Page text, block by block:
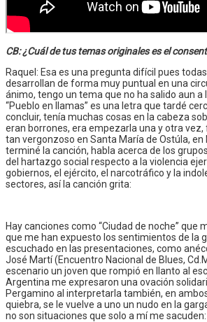
CB: ¿Cuál de tus temas originales es el
Raquel: Esa es una pregunta difícil pues
desarrollan de forma muy puntual en una
ánimo, tengo un tema que no ha salido aun a
“Pueblo en llamas” es una letra que tardé
concluir, tenía muchas cosas en la cabeza
eran borrones, era empezarla una y otra
tan vergonzoso en Santa María de Ostúla, en
terminé la canción, habla acerca de los
del hartazgo social respecto a la violencia
gobiernos, el ejército, el narcotráfico y la
sectores, así la canción grita:
Hay canciones como “Ciudad de noche” que
que me han expuesto los sentimientos de la
escuchado en las presentaciones, como
José Martí (Encuentro Nacional de Blues,
escenario un joven que rompió en llanto al
Argentina me expresaron una ovación
Pergamino al interpretarla también, en
quiebra, se le vuelve a uno un nudo en la
no son situaciones que solo a mí me sacuden: